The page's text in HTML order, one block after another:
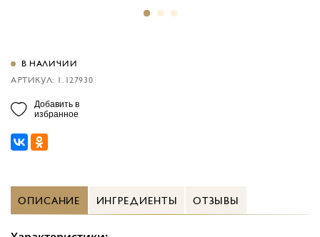
В НАЛИЧИИ
АРТИКУЛ: 1.127930
Добавить в
избранное
ОПИСАНИЕ ИНГРЕДИЕНТЫ ОТЗЫВЫ